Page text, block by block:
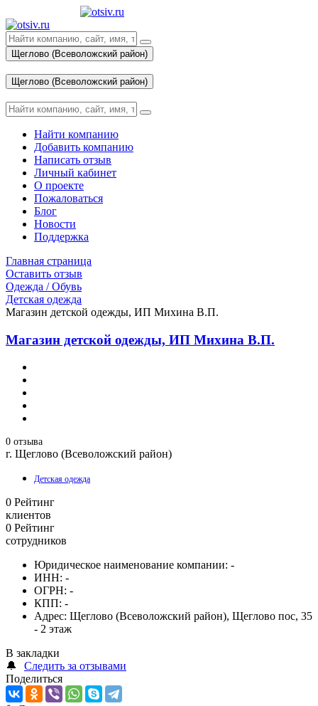
Щеглово (Всеволожский район)
Щеглово (Всеволожский район)
Найти компанию
Добавить компанию
Написать отзыв
Личный кабинет
О проекте
Пожаловаться
Блог
Новости
Поддержка
Главная страница
Оставить отзыв
Одежда / Обувь
Детская одежда
Магазин детской одежды, ИП Михина В.П.
Магазин детской одежды, ИП Михина В.П.
0 отзыва
г. Щеглово (Всеволожский район)
Детская одежда
0 Рейтинг
клиентов
0 Рейтинг
сотрудников
Юридическое наименование компании: -
ИНН: -
ОГРН: -
КПП: -
Адрес: Щеглово (Всеволожский район), Щеглово пос, 35
- 2 этаж
В закладки
🔔
Следить за отзывами
Поделиться